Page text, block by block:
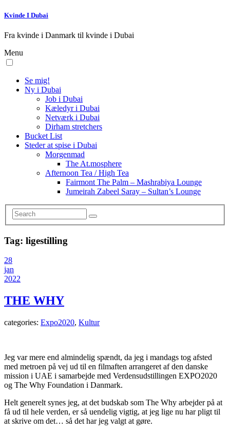
Kvinde I Dubai
Fra kvinde i Danmark til kvinde i Dubai
Menu
Se mig!
Ny i Dubai
Job i Dubai
Kæledyr i Dubai
Netværk i Dubai
Dirham stretchers
Bucket List
Steder at spise i Dubai
Morgenmad
The At.mosphere
Afternoon Tea / High Tea
Fairmont The Palm – Mashrabiya Lounge
Jumeirah Zabeel Saray – Sultan’s Lounge
Tag: ligestilling
28
jan
2022
THE WHY
categories: Expo2020, Kultur
Jeg var mere end almindelig spændt, da jeg i mandags tog afsted
med metroen på vej ud til en filmaften arrangeret af den danske
mission i UAE i samarbejde med Verdensudstillingen EXPO2020
og The Why Foundation i Danmark.
Helt generelt synes jeg, at det budskab som The Why arbejder på at
få ud til hele verden, er så uendelig vigtig, at jeg lige nu har pligt til
at skrive om det… så det har jeg valgt at gøre.